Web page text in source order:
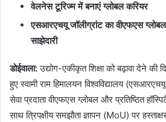
वेलनेस टूरिज्म में बनाएं ग्लोबल करियर
एसआरएचयू जॉलीग्रांट का वीएफएस
साझेदारी
डोईवाला:उद्योग-एकीकृत शिक्षा को बढ़ावा देने की
हुए स्वामी राम हिमालयन विश्वविद्यालय
सेवा प्रदाता वीएफएस ग्लोबल और प्रतिष्ठित
साथ त्रिपक्षीय समझौता ज्ञापन (MoU) पर